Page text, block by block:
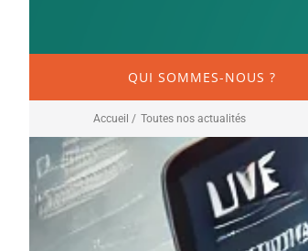
QUI SOMMES-NOUS ?
Accueil / Toutes nos actualités